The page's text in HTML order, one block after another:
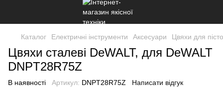
Каталог Електричні інструменти Аксесуари Цвяхи для
Цвяхи сталеві DeWALT, для DeWALT
DNPT28R75Z
В наявності Артикул: DNPT28R75Z Написати відгук